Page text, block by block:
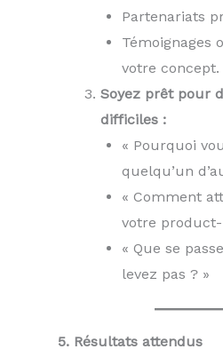
Partenariats
Témoignages
votre concept.
Soyez prêt pour
difficiles :
« Pourquoi
quelqu’un
« Comment
votre
« Que se
levez pas ? »
5. Résultats attendus